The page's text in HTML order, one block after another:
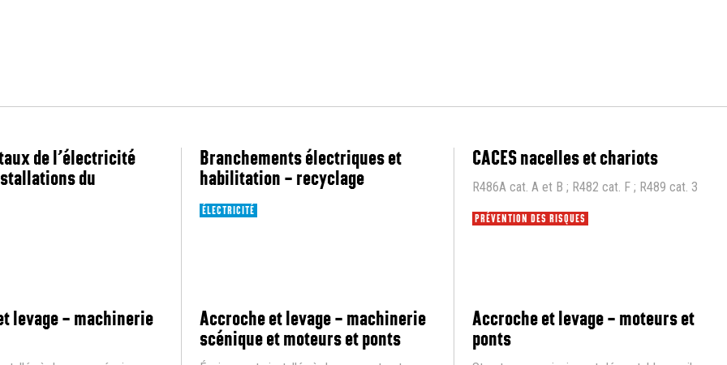
de l’électricité
du
Branchements électriques et
habilitation – recyclage
ÉLECTRICITÉ
CACES nacelles et chariots
R486A cat. A et B ; R482 cat. F ; R489 cat. 3
PRÉVENTION DES RISQUES
levage – machinerie
Accroche et levage – machinerie
scénique et moteurs et ponts
Accroche et levage – moteurs et
ponts